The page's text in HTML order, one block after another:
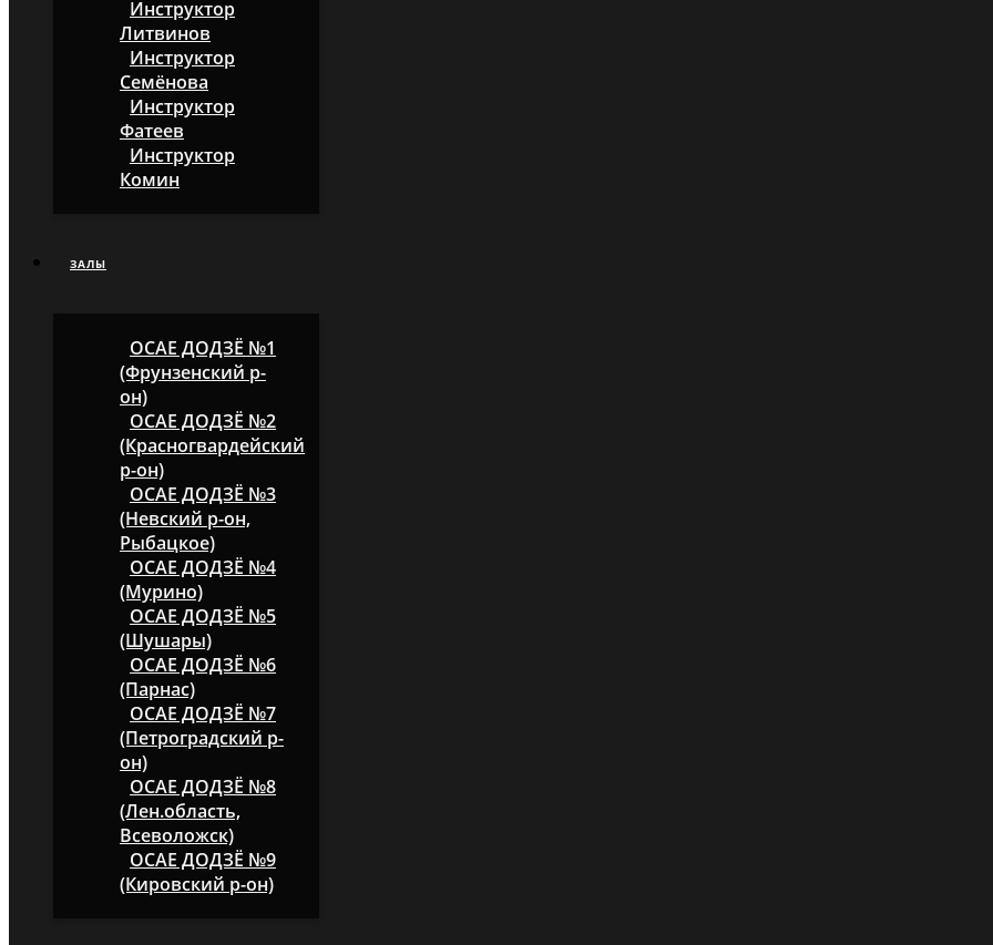
Инструктор
Литвинов
Инструктор
Семёнова
Инструктор
Фатеев
Инструктор
Комин
ЗАЛЫ
ОСАЕ ДОДЗЁ №1
(Фрунзенский р-
он)
ОСАЕ ДОДЗЁ №2
(Красногвардейский
р-он)
ОСАЕ ДОДЗЁ №3
(Невский р-он,
Рыбацкое)
ОСАЕ ДОДЗЁ №4
(Мурино)
ОСАЕ ДОДЗЁ №5
(Шушары)
ОСАЕ ДОДЗЁ №6
(Парнас)
ОСАЕ ДОДЗЁ №7
(Петроградский р-
он)
ОСАЕ ДОДЗЁ №8
(Лен.область,
Всеволожск)
ОСАЕ ДОДЗЁ №9
(Кировский р-он)